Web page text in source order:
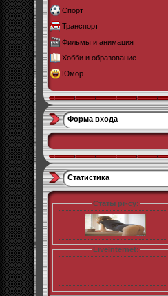
Спорт
Транспорт
Фильмы и анимация
Хобби и образование
Юмор
Форма входа
Статистика
Статы pr-cy:
LiveInternet: